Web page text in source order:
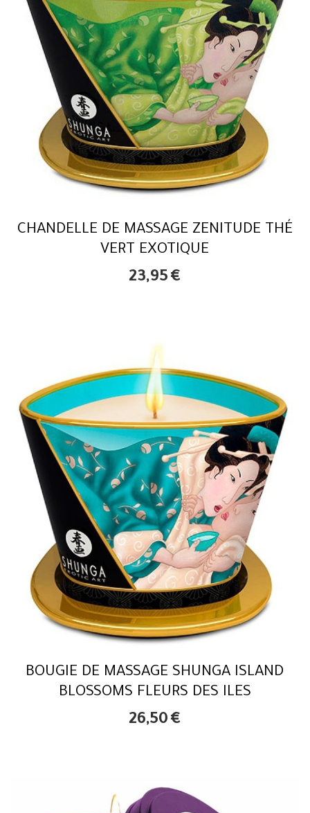
CHANDELLE DE MASSAGE ZENITUDE THÉ
VERT EXOTIQUE
23,95 €
BOUGIE DE MASSAGE SHUNGA ISLAND
BLOSSOMS FLEURS DES ILES
26,50 €